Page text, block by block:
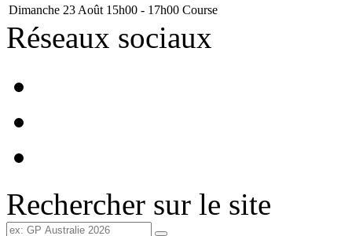
Dimanche 23 Août 15h00 - 17h00 Course
Réseaux sociaux
Rechercher sur le site